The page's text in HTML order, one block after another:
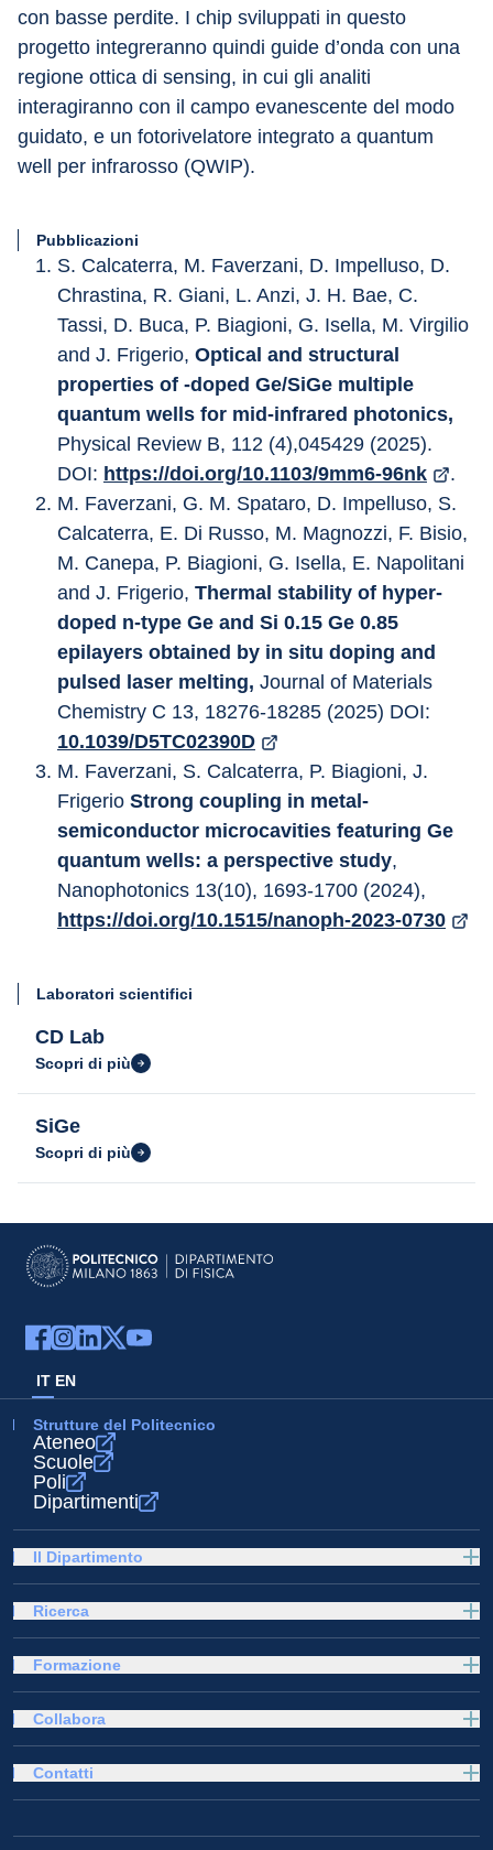
con basse perdite. I chip sviluppati in questo
progetto integreranno quindi guide d’onda con una
regione ottica di sensing, in cui gli analiti
interagiranno con il campo evanescente del modo
guidato, e un fotorivelatore integrato a quantum
well per infrarosso (QWIP).
Pubblicazioni
S. Calcaterra, M. Faverzani, D. Impelluso, D.
Chrastina, R. Giani, L. Anzi, J. H. Bae, C.
Tassi, D. Buca, P. Biagioni, G. Isella, M. Virgilio
and J. Frigerio, Optical and structural
properties of -doped Ge/SiGe multiple
quantum wells for mid-infrared photonics,
Physical Review B, 112 (4),045429 (2025).
DOI: https://doi.org/10.1103/9mm6-96nk
.
M. Faverzani, G. M. Spataro, D. Impelluso, S.
Calcaterra, E. Di Russo, M. Magnozzi, F. Bisio,
M. Canepa, P. Biagioni, G. Isella, E. Napolitani
and J. Frigerio, Thermal stability of hyper-
doped n-type Ge and Si 0.15 Ge 0.85
epilayers obtained by in situ doping and
pulsed laser melting, Journal of Materials
Chemistry C 13, 18276-18285 (2025) DOI:
10.1039/D5TC02390D
M. Faverzani, S. Calcaterra, P. Biagioni, J.
Frigerio Strong coupling in metal-
semiconductor microcavities featuring Ge
quantum wells: a perspective study,
Nanophotonics 13(10), 1693-1700 (2024),
https://doi.org/10.1515/nanoph-2023-0730
Laboratori scientifici
CD Lab
Scopri di più
SiGe
Scopri di più
IT EN
Strutture del Politecnico
Ateneo
Scuole
Poli
Dipartimenti
Il Dipartimento
Ricerca
Formazione
Collabora
Contatti